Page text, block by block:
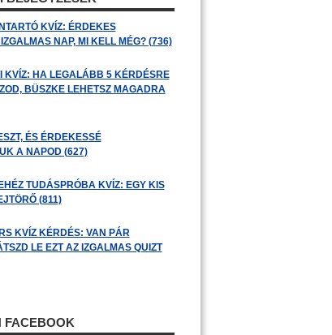
KVÍZ: ÉRDEKES
NAP, MI KELL MÉG? (736)
KVÍZ: HA LEGALÁBB 5 KÉRDÉSRE
BÜSZKE LEHETSZ MAGADRA
ÉS ÉRDEKESSÉ
A NAPOD (627)
TUDÁSPRÓBA KVÍZ: EGY KIS
(811)
KVÍZ KÉRDÉS: VAN PÁR
LE EZT AZ IZGALMAS QUIZT
FACEBOOK